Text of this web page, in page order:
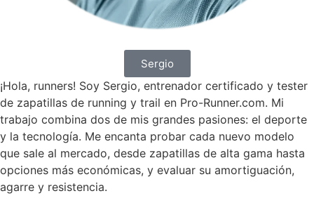
Sergio
¡Hola, runners! Soy Sergio, entrenador certificado y tester
de zapatillas de running y trail en Pro-Runner.com. Mi
trabajo combina dos de mis grandes pasiones: el deporte
y la tecnología. Me encanta probar cada nuevo modelo
que sale al mercado, desde zapatillas de alta gama hasta
opciones más económicas, y evaluar su amortiguación,
agarre y resistencia.